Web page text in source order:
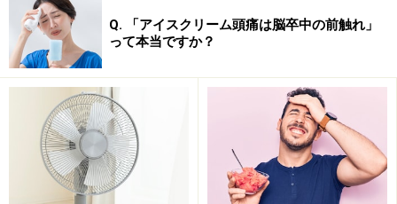
多くの人が経験する膝痛に対し、膝の悪さの指標となる
膝内反モーメント（KAM）を簡易に計測できるツールを
提供する。単一の加速度センサーを膝に装着し、5ｍ程
度歩行することでKAMの計測を実現した。本ツールはク
ラス１の医療機器として1回250点（2500円）を算定可能
Q. 「アイスクリーム頭痛は脳卒中の前触れ」
って本当ですか？